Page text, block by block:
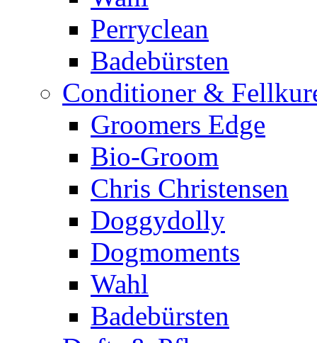
Perryclean
Badebürsten
Conditioner &
Groomers Edge
Bio-Groom
Chris Christensen
Doggydolly
Dogmoments
Wahl
Badebürsten